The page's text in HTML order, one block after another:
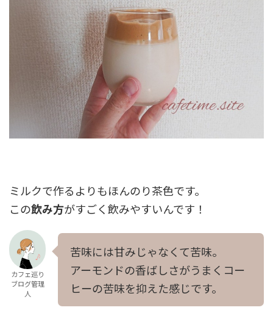
ミルクで作るよりもほんのり茶色です。
この飲み方がすごく飲みやすいんです！
カフェ巡り
ブログ管理
人
苦味には甘みじゃなくて苦味。
アーモンドの香ばしさがうまくコー
ヒーの苦味を抑えた感じです。